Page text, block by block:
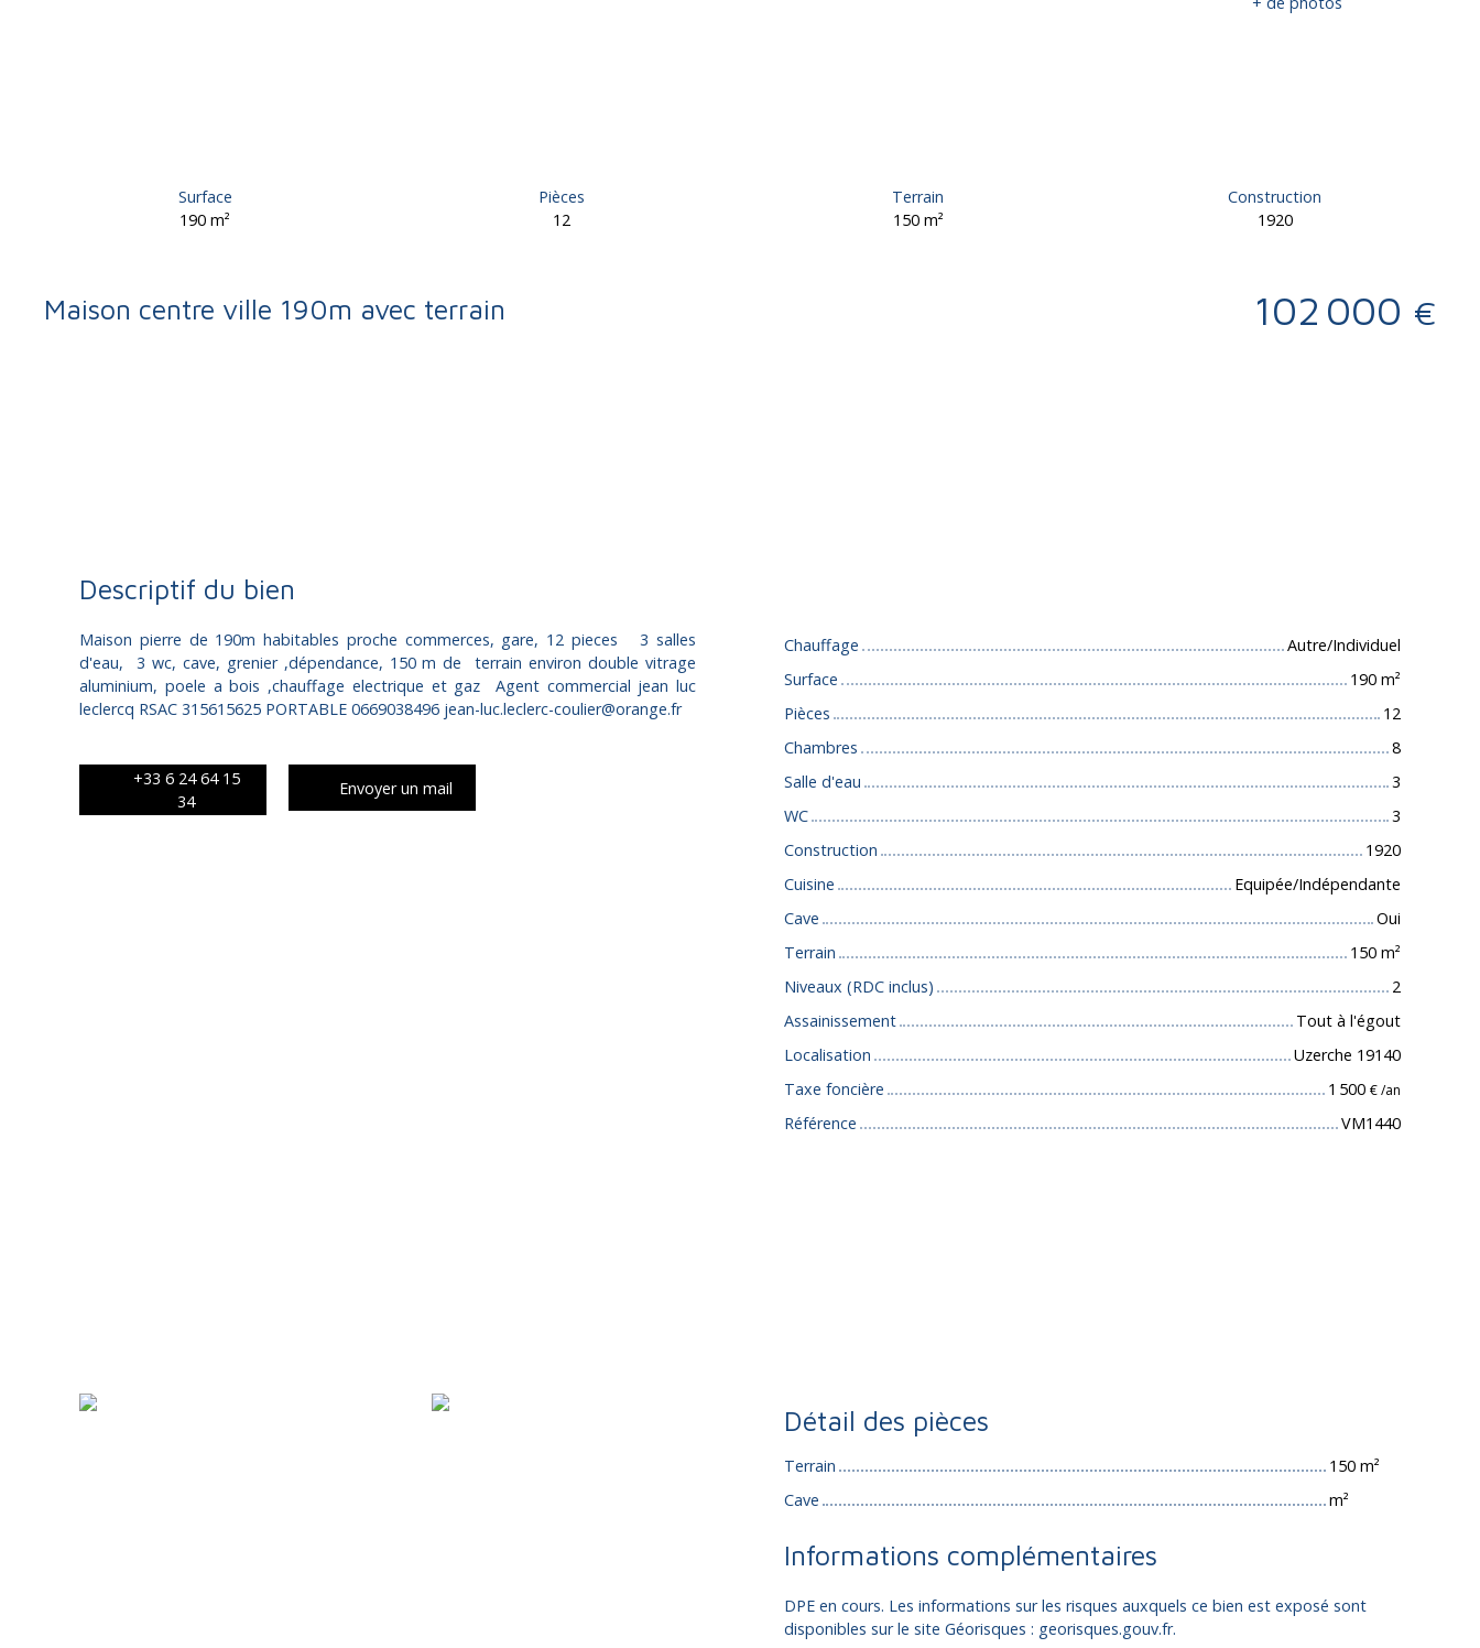
Surface
190m²
Pièces
12
Terrain
150 m²
Construction
1920
Maison centre ville 190m avec terrain 102 000 €
Descriptif du bien
Maison pierre de 190m habitables proche commerces, gare, 12 pieces 3 salles
d'eau, 3 wc, cave, grenier ,dépendance, 150 m de terrain environ double vitrage
aluminium, poele a bois ,chauffage electrique et gaz Agent commercial jean luc
leclercq RSAC 315615625 PORTABLE 0669038496 jean-luc.leclerc-coulier@orange.fr
+33 6 24 64 15
34
Envoyer un mail
Chauffage
Autre/Individuel
Surface
190 m²
Pièces
12
Chambres
8
Salle d'eau
3
WC
3
Construction
1920
Cuisine
Equipée/Indépendante
Cave
Oui
Terrain
150 m²
Niveaux (RDC inclus)
2
Assainissement
Tout à l'égout
Localisation
Uzerche 19140
Taxe foncière
1 500 € /an
Référence VM1440
Détail des pièces
Terrain
150 m²
Cave
m²
Informations complémentaires
DPE en cours. Les informations sur les risques auxquels ce bien est exposé sont
disponibles sur le site Géorisques : georisques.gouv.fr.